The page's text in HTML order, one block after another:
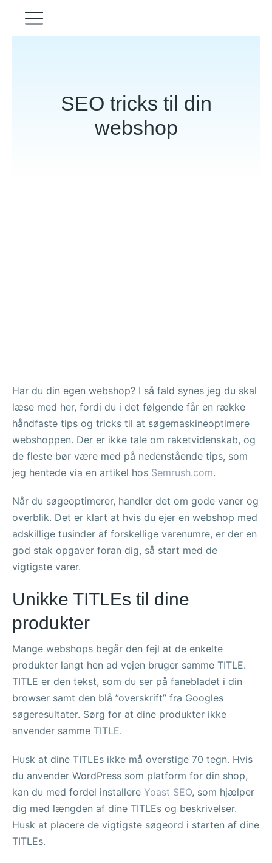
SEO tricks til din
webshop
Har du din egen webshop? I så fald synes jeg du skal
læse med her, fordi du i det følgende får en række
håndfaste tips og tricks til at søgemaskineoptimere
webshoppen. Der er ikke tale om raketvidenskab, og
de fleste bør være med på nedenstående tips, som
jeg hentede via en artikel hos Semrush.com.
Når du søgeoptimerer, handler det om gode vaner og
overblik. Det er klart at hvis du ejer en webshop med
adskillige tusinder af forskellige varenumre, er der en
god stak opgaver foran dig, så start med de
vigtigste varer.
Unikke TITLEs til dine
produkter
Mange webshops begår den fejl at de enkelte
produkter langt hen ad vejen bruger samme TITLE.
TITLE er den tekst, som du ser på fanebladet i din
browser samt den blå ”overskrift” fra Googles
søgeresultater. Sørg for at dine produkter ikke
anvender samme TITLE.
Husk at dine TITLEs ikke må overstige 70 tegn. Hvis
du anvender WordPress som platform for din shop,
kan du med fordel installere Yoast SEO, som hjælper
dig med længden af dine TITLEs og beskrivelser.
Husk at placere de vigtigste søgeord i starten af dine
TITLEs.